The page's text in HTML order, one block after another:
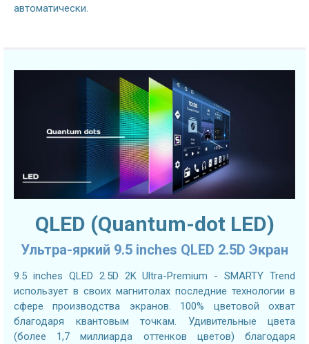
автоматически.
QLED (Quantum-dot LED)
Ультра-яркий 9.5 inches QLED 2.5D Экран
9.5 inches QLED 2.5D 2K Ultra-Premium - SMARTY Trend
использует в своих магнитолах последние технологии в
сфере производства экранов. 100% цветовой охват
благодаря квантовым точкам. Удивительные цвета
(более 1,7 миллиарда оттенков цветов) благодаря